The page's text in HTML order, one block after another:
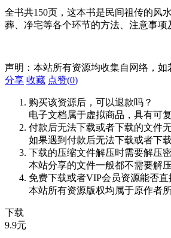
全书共150页，这本书是民间祖传的风
葬、净宅等各个环节的方法、注意事项
声明：本站所有资源均收集自网络，如
分享 收藏 点赞(0)
购买该资源后，可以退款吗？
电子文档属于虚拟商品，具有可
付款后无法下载或者下载的文件
如果遇到付款后无法下载或者下
下载的压缩文件解压时需要解压
本站分享的文件一般都不需要解
免费下载或者VIP会员资源能否直
本站所有资源版权均属于原作者
下载
9.9元